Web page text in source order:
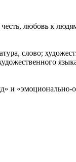
любовь к
слово;
«эмоционально-